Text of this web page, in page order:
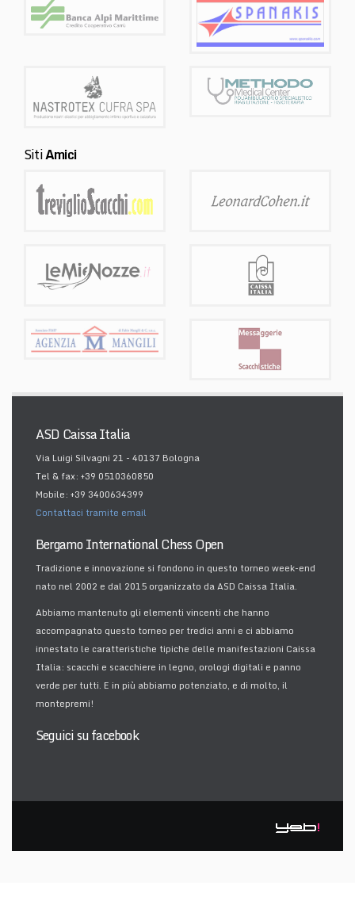
SitiAmici
ASD Caissa Italia
Via Luigi Silvagni 21 - 40137 Bologna
Tel & fax: +39 0510360850
Mobile: +39 3400634399
Contattaci tramite email
Bergamo International Chess Open
Tradizione e innovazione si fondono in questo torneo week-end
nato nel 2002 e dal 2015 organizzato da ASD Caissa Italia.
Abbiamo mantenuto gli elementi vincenti che hanno
accompagnato questo torneo per tredici anni e ci abbiamo
innestato le caratteristiche tipiche delle manifestazioni Caissa
Italia: scacchi e scacchiere in legno, orologi digitali e panno
verde per tutti. E in più abbiamo potenziato, e di molto, il
montepremi!
Seguici su facebook